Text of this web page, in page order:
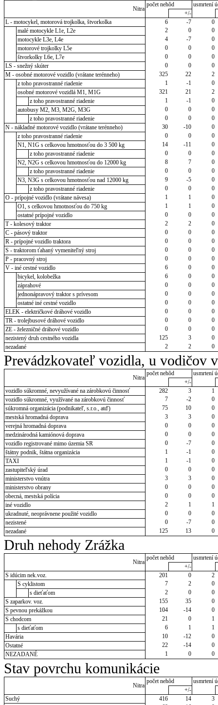
Nitra
počet nehôd
usmrtení
+/-
L - motocykel, motorová trojkolka, štvorkolka
6 -7
0
malé motocykle L1e, L2e
2 0
0
motocykle L3e, L4e
4 -7
0
motorové trojkolky L5e
0 0
0
štvorkolky L6e, L7e
0 0
0
LS - snežný skúter
0 0
0
M - osobné motorové vozidlo (vrátane terénneho)
325 22
2
z toho pravostranné riadenie
1 -1
0
osobné motorové vozidlá M1, M1G
321 21
2
z toho pravostranné riadenie
1 -1
0
autobusy M2, M3, M2G, M3G
0 0
0
z toho pravostranné riadenie
0 0
0
N - nákladné motorové vozidlo (vrátane terénneho)
30 -10
0
z toho pravostranné riadenie
0 0
0
N1, N1G s celkovou hmotnosťou do 3 500 kg
14 -11
0
z toho pravostranné riadenie
0 0
0
N2, N2G s celkovou hmotnosťou do 12000 kg
8 7
0
z toho pravostranné riadenie
0 0
0
N3, N3G s celkovou hmotnosťou nad 12000 kg
9 -5
0
z toho pravostranné riadenie
0 0
0
O - prípojné vozidlo (vrátane návesa)
1 1
0
O1, s celkovou hmotnosťou do 750 kg
1 1
0
ostatné prípojné vozidlo
0 0
0
T - kolesový traktor
2 2
0
C - pásový traktor
0 0
0
R - prípojné vozidlo traktora
0 0
0
S - traktorom ťahaný vymeniteľný stroj
0 0
0
P - pracovný stroj
0 0
0
V - iné cestné vozidlo
6 0
0
bicykel, kolobežka
6 0
0
záprahové
0 0
0
jednonápravový traktor s prívesom
0 0
0
ostatné iné cestné vozidlo
0 0
0
ELEK - električkové dráhové vozidlo
0 0
0
TR - trolejbusové dráhové vozidlo
0 0
0
ZE - železničné dráhové vozidlo
0 0
0
nezistený druh cestného vozidla
125 3
0
nezadané
2 2 0
Prevádzkovateľ vozidla, u vodičov
Nitra
počet nehôd
usmrtení
+/-
vozidlo súkromné, nevyužívané na zárobkovú činnosť
282 3
1
vozidlo súkromné, využívané na zárobkovú činnosť
7 -2
0
súkromná organizácia (podnikateľ, s.r.o., atď)
75 10
0
mestská hromadná doprava
3 3
0
verejná hromadná doprava
0 0
0
medzinárodná kamiónová doprava
0 0
0
vozidlo registrované mimo územia SR
0 -7
0
štátny podnik, štátna organizácia
1 -1
0
TAXI
1 -1
0
zastupiteľský úrad
0 0
0
ministerstvo vnútra
3 3
0
ministerstvo obrany
0 0
0
obecná, mestská polícia
0 0
0
iné vozidlo
2 1
1
ukradnuté, neoprávnene použité vozidlo
0 0
0
nezistené
0 -7
0
nezadané
125 13 0
Druh nehody Zrážka
Nitra
počet nehôd
usmrtení
+/-
S idúcim nek.voz.
201 0
2
S cyklistom
7 2
0
s dieťaťom
2 0
0
S zaparkov. voz.
155 35
0
S pevnou prekážkou
104 -14
0
S chodcom
21 0
1
s dieťaťom
6 1
1
Havária
10 -12
0
Ostatné
22 -14
0
NEZADANÉ
1 0 0
Stav povrchu komunikácie
Nitra
počet nehôd
usmrtení
+/-
Suchý
416 14
3